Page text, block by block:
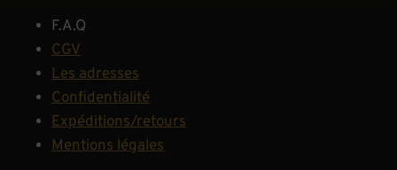
F.A.Q
CGV
Les adresses
Confidentialité
Expéditions/retours
Mentions légales